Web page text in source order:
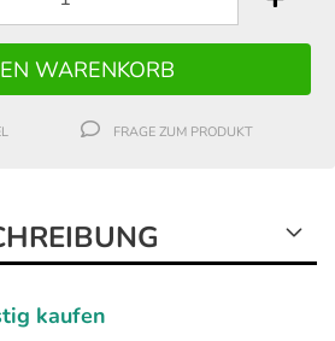
FRAGE ZUM PRODUKT
kaufen